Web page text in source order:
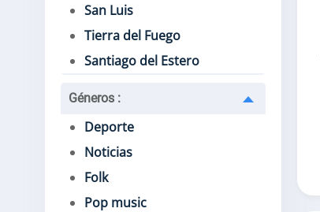
San Luis
Tierra del Fuego
Santiago del Estero
Géneros :
Deporte
Noticias
Folk
Pop music